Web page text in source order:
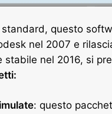
questo
nel 2007 e
stabile nel 2016, si
: questo